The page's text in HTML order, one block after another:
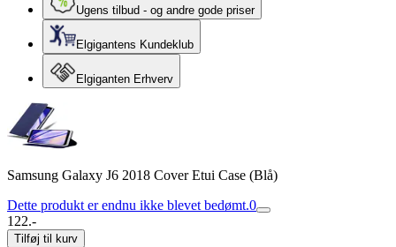
Ugens tilbud - og andre gode priser
Elgigantens Kundeklub
Elgiganten Erhverv
Samsung Galaxy J6 2018 Cover Etui Case (Blå)
Dette produkt er endnu ikke blevet bedømt.0
122.-
Tilføj til kurv